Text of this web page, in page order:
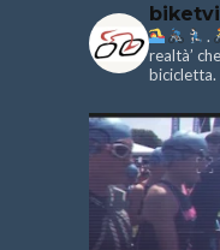
.
realtà’
bicicletta.